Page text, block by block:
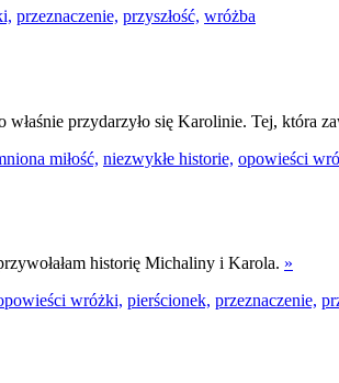
przeznaczenie, przyszłość, wróżba
przydarzyło się Karolinie. Tej, która
miłość, niezwykłe historie, opowieści
historię Michaliny i Karola. »
wróżki, pierścionek, przeznaczenie,